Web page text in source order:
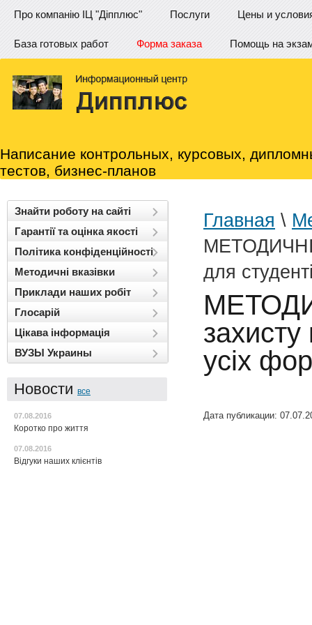
Про компанію ІЦ "Діпплюс" Послуги Цены и
База готовых работ Форма заказа Помощь на
Написание контрольных, курсовых,
тестов, бизнес-планов
Знайти роботу на сайті
Гарантії та оцінка якості
Політика конфіденційності
Методичні вказівки
Приклади наших робіт
Глосарій
Цікава інформація
ВУЗЫ Украины
Новости все
07.08.2016
Коротко про життя
07.08.2016
Відгуки наших клієнтів
Главная \
МЕТОДИЧНІ
для
захисту
усіх
Дата публикации: